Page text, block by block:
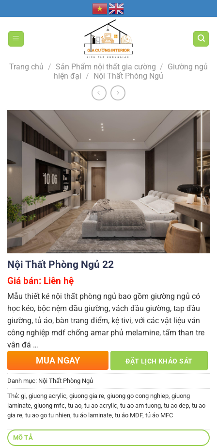
qua
nội
dung
Trang chủ / Sản Phẩm nội thất gia cường / Giường ngủ
hiện đại / Nội Thất Phòng Ngủ
Nội Thất Phòng Ngủ 22
Giá bán: Liên hệ
Mẫu thiết ké nội thất phòng ngủ bao gồm giường ngủ có
học kéo, bộc nệm đầu giường, vách đầu giường, tap đầu
giường, tủ áo, bàn trang điểm, kệ tivi, với các vật liệu ván
công nghiệp mdf chống amar phủ melamine, tấm than tre
vân đá …
MUA NGAY ĐẶT LỊCH KHẢO SÁT
Danh mục: Nội Thất Phòng Ngủ
Thẻ: gi giuong acrylic giuong gia re giuong go cong nghiep giuong
laminate giuong mfc tu ao tu ao acrylic tu ao am tuong tu ao dep tu ao
gia re tu ao go tu nhien tu áo laminate tu áo MDF, tủ áo MFC
MÔ TẢ